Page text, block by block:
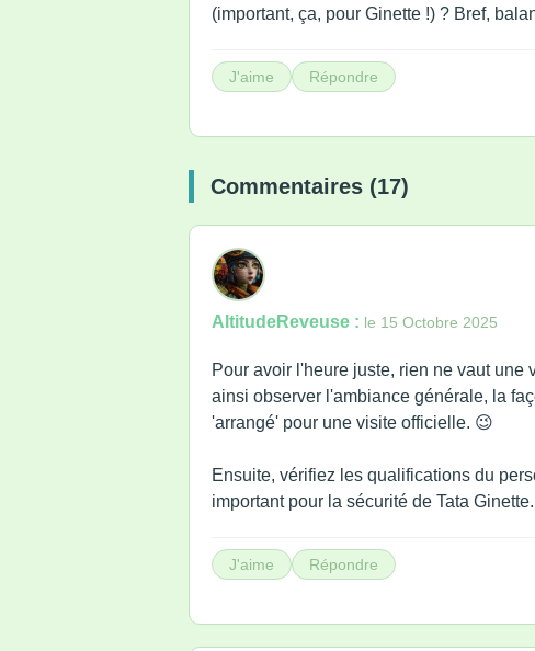
(important, ça, pour Ginette !) ? Bref,
J'aime Répondre
Commentaires (17)
AltitudeReveuse : le 15 Octobre 2025
Pour avoir l'heure juste, rien ne vaut
ainsi observer l'ambiance générale, la
'arrangé' pour une visite officielle. 😉
Ensuite, vérifiez les qualifications du
important pour la sécurité de Tata
J'aime Répondre